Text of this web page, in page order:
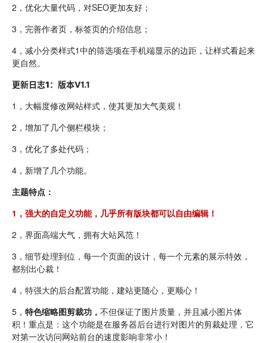
2，优化大量代码，对SEO更加友好；
3，完善作者页，标签页的介绍信息；
4，减小分类样式1中的筛选项在手机端显示的边距，让样式看起来
更自然。
更新日志1： 版本V1.1
1，大幅度修改网站样式，使其更加大气美观！
2，增加了几个侧栏模块；
3，优化了多处代码；
4，新增了几个功能。
主题特点：
1，强大的自定义功能，几乎所有版块都可以自由编辑！
2，界面高端大气，拥有大站风范！
3，细节处理到位，每一个页面的设计，每一个元素的展示特效，
都别出心裁！
4，特强大的后台配置功能，建站更随心，更顺心！
5， 特色缩略图剪裁功， 不但保证了图片质量，并且减小图片体
积！重点是：这个功能是在服务器后台进行对图片的剪裁处理，它
对第一次访问网站前台的速度影响非常小！